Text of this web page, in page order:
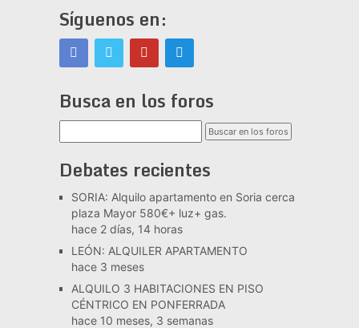
Síguenos en:
Busca en los foros
Debates recientes
SORIA: Alquilo apartamento en Soria cerca
plaza Mayor 580€+ luz+ gas.
hace 2 días, 14 horas
LEÓN: ALQUILER APARTAMENTO
hace 3 meses
ALQUILO 3 HABITACIONES EN PISO
CÉNTRICO EN PONFERRADA
hace 10 meses, 3 semanas